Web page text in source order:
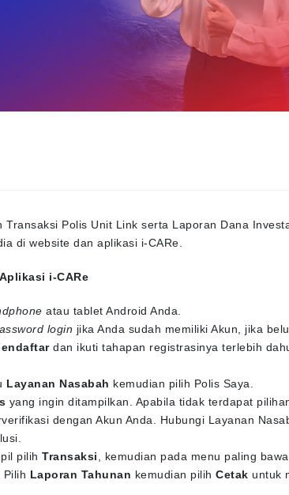
Transaksi Polis Unit Link serta Laporan Dana
di website dan aplikasi i-CARe.
i-CARe
atau tablet Android Anda.
login jika Anda sudah memiliki Akun, jika
dan ikuti tahapan registrasinya terlebih
Layanan Nasabah kemudian pilih Polis Saya.
yang ingin ditampilkan. Apabila tidak terdapat
dengan Akun Anda. Hubungi Layanan
pilihTransaksi
, kemudian pada menu paling
, Pilih Laporan Tahunan kemudian pilihCetak untuk